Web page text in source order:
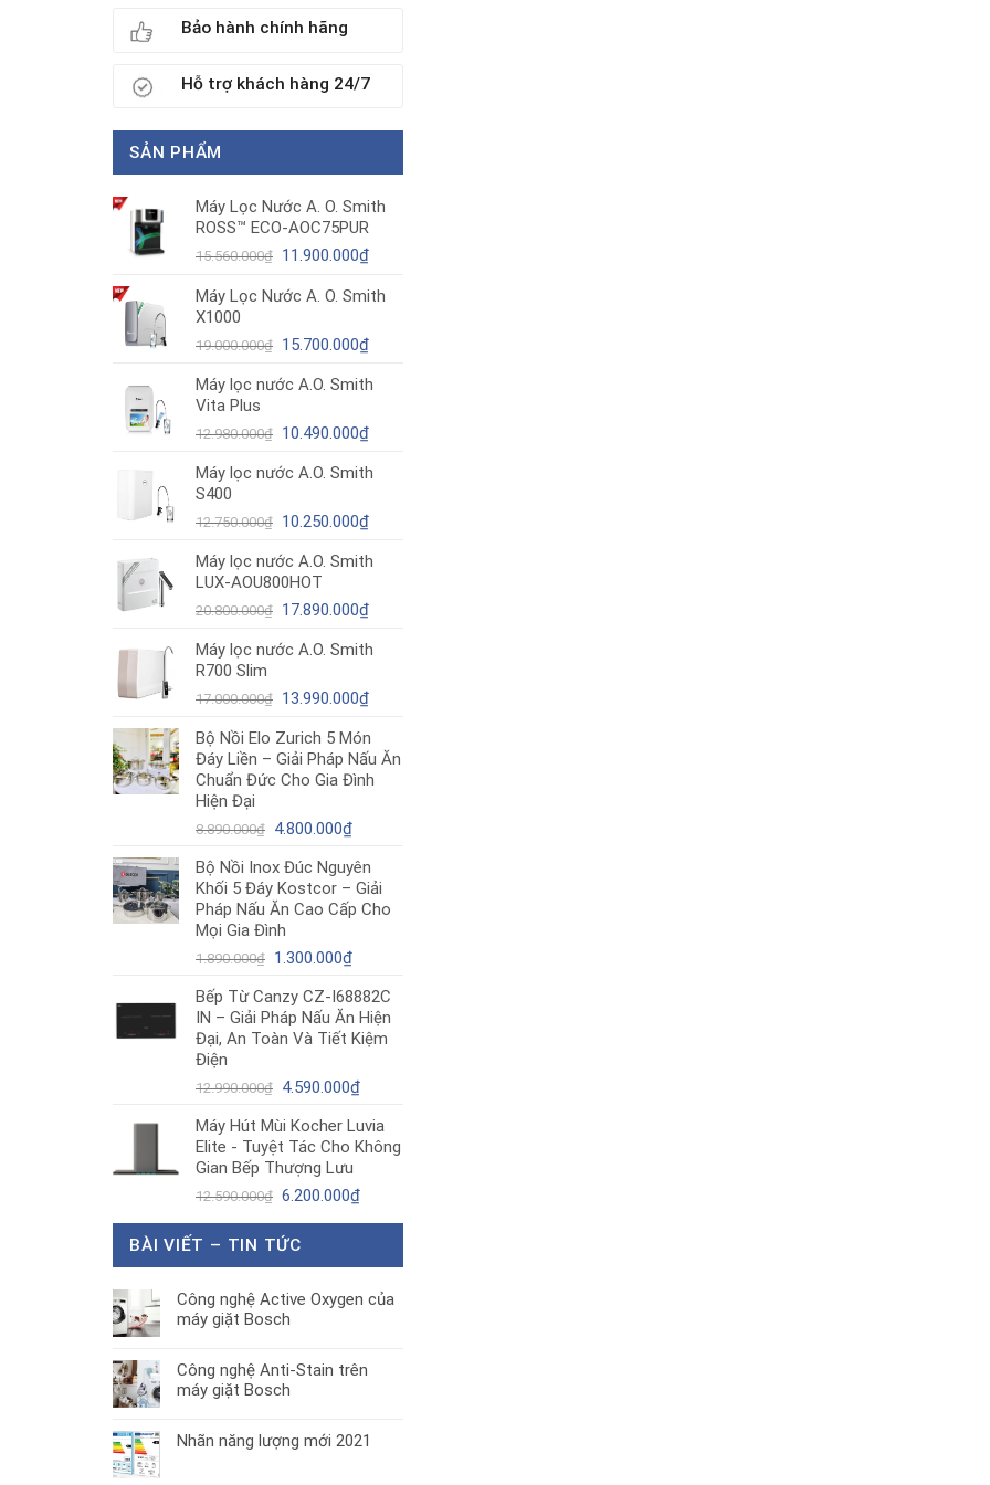
Bảo hành chính hãng
Hỗ trợ khách hàng 24/7
SẢN PHẨM
Máy Lọc Nước A. O. Smith
ROSS™ ECO-AOC75PUR
15.560.000₫ Giá
là:
11.900.000₫Giá
tại
11.900.000₫.
Máy Lọc Nước A. O. Smith
X1000
19.000.000₫ Giá
là:
15.700.000₫Giá
tại
15.700.000₫.
Máy lọc nước A.O. Smith
Vita Plus
12.980.000₫ Giá
là:
10.490.000₫Giá
tại
10.490.000₫.
Máy lọc nước A.O. Smith
S400
12.750.000₫ Giá
là:
12.750.000₫.
10.250.000₫Giá
tại
10.250.000₫.
Máy lọc nước A.O. Smith
LUX-AOU800HOT
20.800.000₫ Giá
là:
17.890.000₫Giá
tại
17.890.000₫.
Máy lọc nước A.O. Smith
R700 Slim
17.000.000₫ Giá
là:
17.000.000₫.
13.990.000₫Giá
tại
là:
13.990.000₫.
Bộ Nồi Elo Zurich 5 Món
Đáy Liền – Giải Pháp Nấu Ăn
Chuẩn Đức Cho Gia Đình
Hiện Đại
8.890.000₫ Giá
là:
8.890.000₫.
4.800.000₫Giá
tại
là:
4.800.000₫.
Bộ Nồi Inox Đúc Nguyên
Khối 5 Đáy Kostcor – Giải
Pháp Nấu Ăn Cao Cấp Cho
Mọi Gia Đình
1.890.000₫ Giá
là:
1.890.000₫.
1.300.000₫Giá
tại
là:
1.300.000₫.
Bếp Từ Canzy CZ-I68882C
IN – Giải Pháp Nấu Ăn Hiện
Đại, An Toàn Và Tiết Kiệm
Điện
12.990.000₫ Giá
là:
12.990.000₫.
4.590.000₫Giá
tại
là:
Máy Hút Mùi Kocher Luvia
Elite - Tuyệt Tác Cho Không
Gian Bếp Thượng Lưu
12.590.000₫ Giá
là:
6.200.000₫Giá
BÀI VIẾT – TIN TỨC
Công nghệ Active Oxygen của
máy giặt Bosch
Công nghệ Anti-Stain trên
máy giặt Bosch
Nhãn năng lượng mới 2021